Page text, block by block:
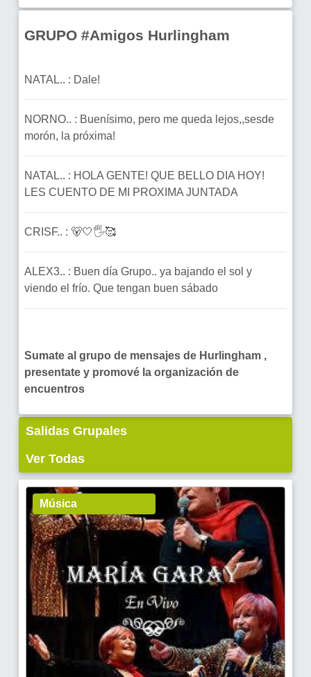
GRUPO #Amigos Hurlingham
NATAL.. : Dale!
NORNO.. : Buenísimo, pero me queda lejos,,sesde
morón, la próxima!
NATAL.. : HOLA GENTE! QUE BELLO DIA HOY!
LES CUENTO DE MI PROXIMA JUNTADA
CRISF.. : 🐻🤍🖐🥰
ALEX3.. : Buen día Grupo.. ya bajando el sol y
viendo el frío. Que tengan buen sábado
Sumate al grupo de mensajes de Hurlingham ,
presentate y promové la organización de
encuentros
Salidas Grupales
Ver Todas
Música